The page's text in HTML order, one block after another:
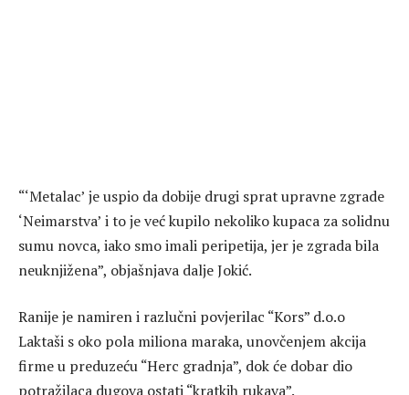
“‘Metalac’ je uspio da dobije drugi sprat upravne zgrade
‘Neimarstva’ i to je već kupilo nekoliko kupaca za solidnu
sumu novca, iako smo imali peripetija, jer je zgrada bila
neuknjižena”, objašnjava dalje Jokić.
Ranije je namiren i razlučni povjerilac “Kors” d.o.o
Laktaši s oko pola miliona maraka, unovčenjem akcija
firme u preduzeću “Herc gradnja”, dok će dobar dio
potražilaca dugova ostati “kratkih rukava”.